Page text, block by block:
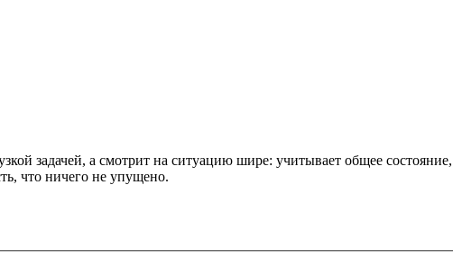
задачей, а смотрит на ситуацию шире: учитывает общее
что ничего не упущено.